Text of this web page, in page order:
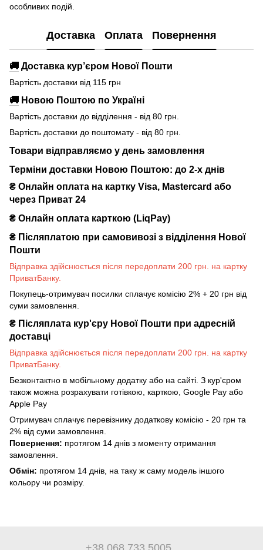
особливих подій.
Доставка Оплата Повернення
🚚 Доставка кур’єром Нової Пошти
Вартість доставки від 115 грн
🚚 Новою Поштою по Україні
Вартість доставки до відділення - від 80 грн.
Вартість доставки до поштомату - від 80 грн.
Товари відправляємо у день замовлення
Терміни доставки Новою Поштою: до 2-х днів
₴ Онлайн оплата на картку Visa, Mastercard або
через Приват 24
₴ Онлайн оплата карткою (LiqPay)
₴ Післяплатою при самовивозі з відділення Нової
Пошти
Відправка здійснюється після передоплати 200 грн. на картку
ПриватБанку.
Покупець-отримувач посилки сплачує комісію 2% + 20 грн від
суми замовлення.
₴ Післяплата кур'єру Нової Пошти при адресній
доставці
Відправка здійснюється після передоплати 200 грн. на картку
ПриватБанку.
Безконтактно в мобільному додатку або на сайті. З кур'єром
також можна розрахувати готівкою, карткою, Google Pay або
Apple Pay
Отримувач сплачує перевізнику додаткову комісію - 20 грн та
2% від суми замовлення.
Повернення: протягом 14 днів з моменту отримання
замовлення.
Обмін: протягом 14 днів, на таку ж саму модель іншого
кольору чи розміру.
+38 068 733 5005